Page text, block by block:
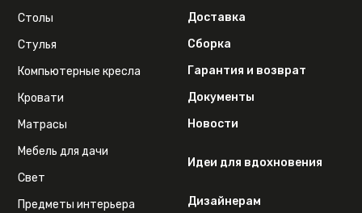
Столы
Стулья
Компьютерные кресла
Кровати
Матрасы
Мебель для дачи
Свет
Предметы интерьера
Доставка
Сборка
Гарантия и возврат
Документы
Новости
Идеи для вдохновения
Дизайнерам